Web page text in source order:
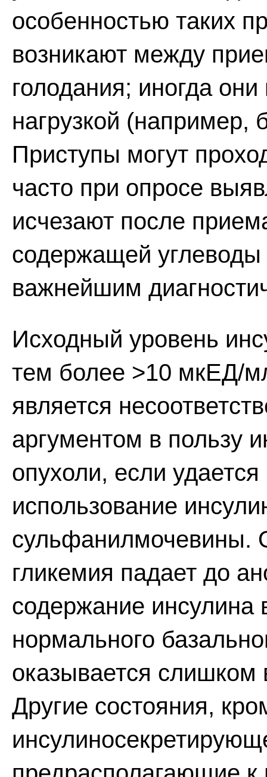
особенностью таких
возникают между
голодания; иногда
нагрузкой (например,
Приступы могут
часто при опросе
исчезают после
содержащей
важнейшим
Исходный уровень
тем более >10 мкЕД/
является
аргументом в пользу
опухоли, если
использование
сульфанилмочевины.
гликемия падает до
содержание инсулина
нормального
оказывается
Другие состояния,